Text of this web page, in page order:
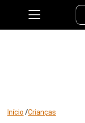
Início /Crianças